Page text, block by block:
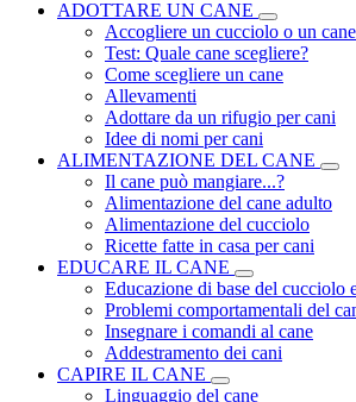
ADOTTARE UN CANE
Accogliere un cucciolo o un
Test: Quale cane scegliere?
Come scegliere un cane
Allevamenti
Adottare da un rifugio per cani
Idee di nomi per cani
ALIMENTAZIONE DEL CANE
Il cane può mangiare...?
Alimentazione del cane adulto
Alimentazione del cucciolo
Ricette fatte in casa per cani
EDUCARE IL CANE
Educazione di base del cucciolo
Problemi comportamentali del
Insegnare i comandi al cane
Addestramento dei cani
CAPIRE IL CANE
Linguaggio del cane